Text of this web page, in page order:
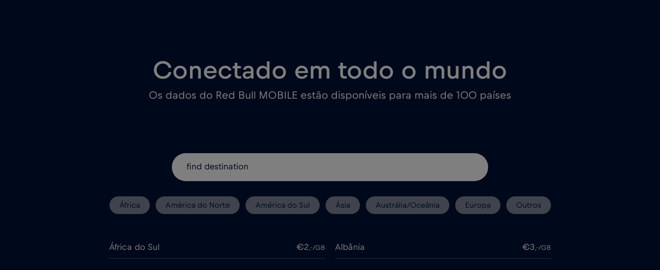
Conectado em todo o mundo
Os dados do Red Bull MOBILE estão disponíveis para mais de 100 países
África América do Norte América do Sul Ásia Austrália/Oceânia Europa Outros
África do Sul €2,-/GB Albânia €3,-/GB